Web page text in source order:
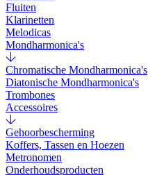
Fluiten
Klarinetten
Melodicas
Mondharmonica's
Chromatische Mondharmonica's
Diatonische Mondharmonica's
Trombones
Accessoires
Gehoorbescherming
Koffers, Tassen en Hoezen
Metronomen
Onderhoudsproducten